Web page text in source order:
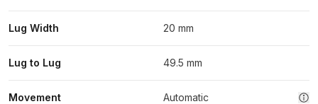
Lug Width 20 mm
Lug to Lug 49.5 mm
Movement Automatic